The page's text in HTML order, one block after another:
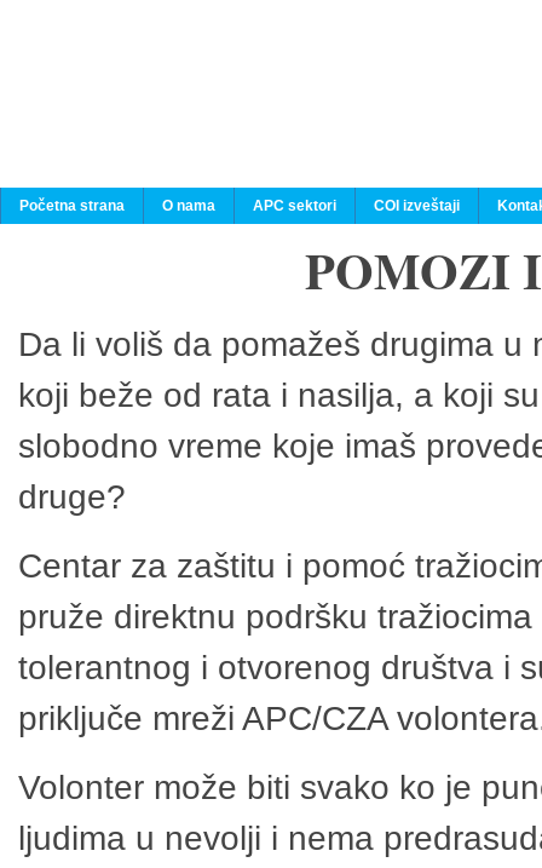
Početna strana O nama APC sektori COI izveštaji
POMOZI
Da li voliš da pomažeš drugima
koji beže od rata i nasilja, a koji
slobodno vreme koje imaš
druge?
Centar za zaštitu i pomoć
pruže direktnu podršku
tolerantnog i otvorenog društva i
priključe mreži APC/CZA
Volonter može biti svako ko je
ljudima u nevolji i nema